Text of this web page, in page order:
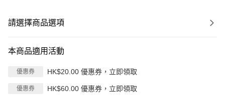
請選擇商品選項
本商品適用活動
優惠券 HK$20.00 優惠券，立即領取
優惠券 HK$60.00 優惠券，立即領取